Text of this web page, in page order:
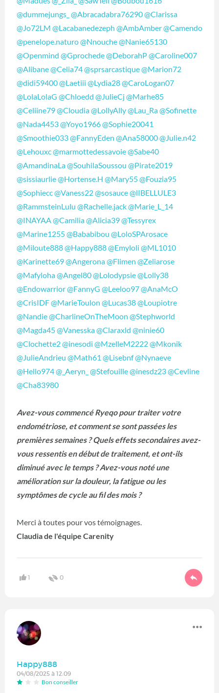
@dummejungs_ @Abracadabra76290@Clarissa
@Jo72LM @Lacabanedezeph @AmbAmber@Camendo
@penelope.naturo@Nnouche@Nanie65130
@Openmind @Gprochede@DeborahP@Caroline007
@Alibane@Celia74@sprsarcastique@Marion72
@didi59400@Laetiii @Lydia28@CaroLogan07
@LolaLolaG @Chloedd @JulieCj @Marhe85
@Celiine79@Cloudia@LollyAlly@Lau_Ra@Sofinette
@Nada4453@Yoyo1966@Sophie20041
@Smoothie033@FannyEden @Ana58000@Julie.n42
@Lehouxc@marmottedessavoie@Sabe40
@AmandinaLa@SouhilaSoussou @Pirate2019
@sissiaurlie@Hortense.H @Mary55@Fouzia95
@Sophiecc@Vaness22@sosauce@lIBELLULE3
@RammsteinLulu @Rachelle.jack@Marie_L_14
@INAYAA @Camilia@Alicia39@Tessyrex
@Marine1255@Bababibou @LoloSPArosace
@Miloute888@Happy888@Emyloli @ML1010
@Karinette69@Angerona@Flimen @Zeliarose
@Mafyloha@Angel80@Lolodypsie@Lolly38
@Endowarrior@FannyG @Leeloo97@AnaMcO
@CrisIDF@MarieToulon @Lucas38@Loupiotre
@Nandie@CharlineOnTheMoon @Stephworld
@Magda45@Vanesska@Claraxld @ninie60
@Clochette2@inesodi @MzelleM2222@Mkonik
@JulieAndrieu @Math61 @Lisebnf@Nynaeve
@Hello974@_Aeryn_ @Stefouille@inesdz23@Cevline
@Cha83980
Avez-vous commencé Ryeqo pour traiter votre
endométriose, et comment se sont passées les
premières semaines ? Quels effets secondaires avez-
vous ressentis en début de traitement, et ont-ils
diminué avec le temps ? Avez-vous noté une
amélioration sur la douleur, la fatigue ou les
symptômes de cycle au fil des mois ?
Merci à toutes pour vos témoignages.
Claudia de l'équipe Carenity
1 0
Happy888
04/08/2025 à 12:09
Bon conseiller